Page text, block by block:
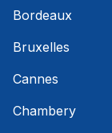
Bordeaux
Bruxelles
Cannes
Chambery